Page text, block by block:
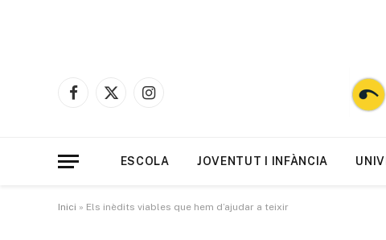
Facebook
X
Instagram
ESCOLA JOVENTUT I INFÀNCIA
Inici » Els inèdits viables que hem d’ajudar a teixir